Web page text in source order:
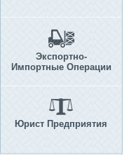
Экспортно-
Импортные Операции
Юрист Предприятия